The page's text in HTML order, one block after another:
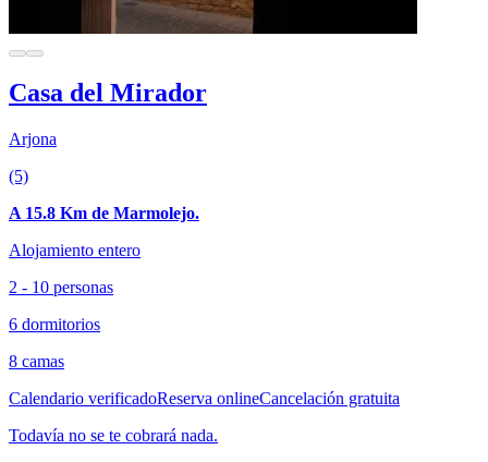
Casa del Mirador
Arjona
(5)
A 15.8 Km de Marmolejo.
Alojamiento entero
2 - 10 personas
6 dormitorios
8 camas
Calendario verificadoReserva onlineCancelación gratuita
Todavía no se te cobrará nada.